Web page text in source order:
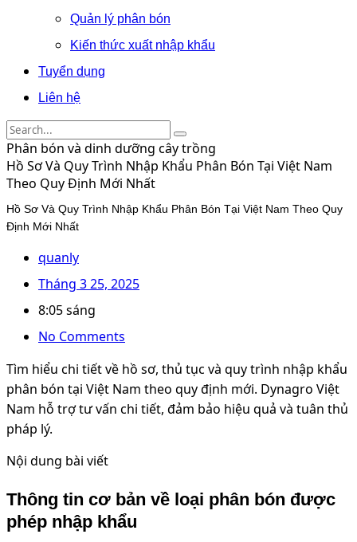
Quản lý phân bón
Kiến thức xuất nhập khẩu
Tuyển dụng
Liên hệ
Phân bón và dinh dưỡng cây trồng
Hồ Sơ Và Quy Trình Nhập Khẩu Phân Bón Tại Việt Nam
Theo Quy Định Mới Nhất
Hồ Sơ Và Quy Trình Nhập Khẩu Phân Bón Tại Việt Nam Theo Quy
Định Mới Nhất
quanly
Tháng 3 25, 2025
8:05 sáng
No Comments
Tìm hiểu chi tiết về hồ sơ, thủ tục và quy trình nhập khẩu
phân bón tại Việt Nam theo quy định mới. Dynagro Việt
Nam hỗ trợ tư vấn chi tiết, đảm bảo hiệu quả và tuân thủ
pháp lý.
Nội dung bài viết
Thông tin cơ bản về loại phân bón được
phép nhập khẩu